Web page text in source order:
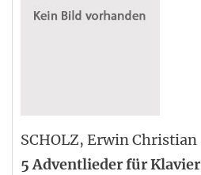
SCHOLZ, Erwin Christian
5 Adventlieder für Klavier